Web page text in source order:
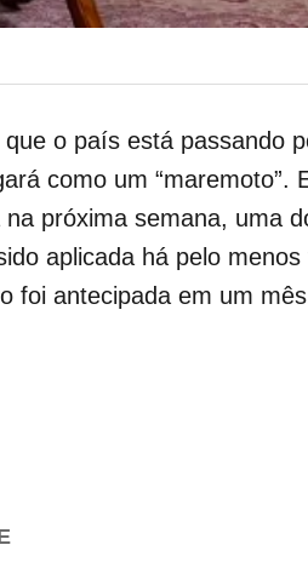
o país está passando
como um “maremoto”.
próxima semana, uma
aplicada há pelo menos
foi antecipada em um